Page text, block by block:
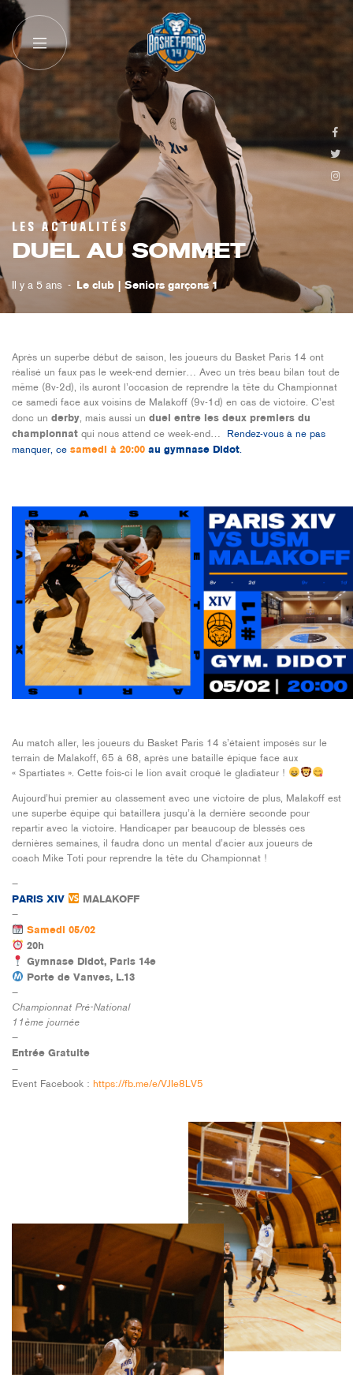
LES ACTUALITÉS
DUEL AU SOMMET
Il y a 5 ans Le club Seniors garçons 1
Après un superbe début de saison, les joueurs du Basket Paris 14 ont
réalisé un faux pas le week-end dernier… Avec un très beau bilan tout de
même (8v-2d), ils auront l’occasion de reprendre la tête du Championnat
ce samedi face aux voisins de Malakoff (9v-1d) en cas de victoire. C’est
donc un derby, mais aussi un duel entre les deux premiers du
championnat qui nous attend ce week-end…
Rendez-vous à ne pas
manquer, ce samedi à 20:00 au gymnase Didot.
Au match aller, les joueurs du Basket Paris 14 s’étaient imposés sur le
terrain de Malakoff, 65 à 68, après une bataille épique face aux
« Spartiates ». Cette fois-ci le lion avait croqué le gladiateur !
Aujourd’hui premier au classement avec une victoire de plus, Malakoff est
une superbe équipe qui bataillera jusqu’à la dernière seconde pour
repartir avec la victoire. Handicaper par beaucoup de blessés ces
dernières semaines, il faudra donc un mental d’acier aux joueurs de
coach Mike Toti pour reprendre la tête du Championnat !
—
PARIS XIV MALAKOFF
—
Samedi 05/02
20h
Gymnase Didot, Paris 14e
Porte de Vanves, L.13
—
Championnat Pré-National
11ème journée
—
Entrée Gratuite
—
Event Facebook : https://fb.me/e/VJIe8LV5